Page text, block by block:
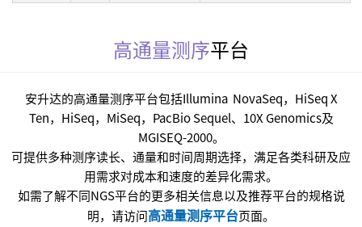
高通量测序平台
安升达的高通量测序平台包括Illumina NovaSeq，HiSeq X
Ten，HiSeq，MiSeq，PacBio Sequel、10X Genomics及
MGISEQ-2000。
可提供多种测序读长、通量和时间周期选择，满足各类科研及应
用需求对成本和速度的差异化需求。
如需了解不同NGS平台的更多相关信息以及推荐平台的规格说
明，请访问高通量测序平台页面。